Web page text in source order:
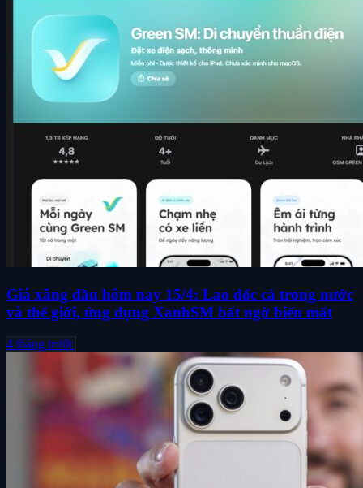
Giá xăng dầu hôm nay 15/4: Lao dốc cả trong nước
và thế giới, ứng dụng XanhSM bất ngờ biến mất
4 tháng trước